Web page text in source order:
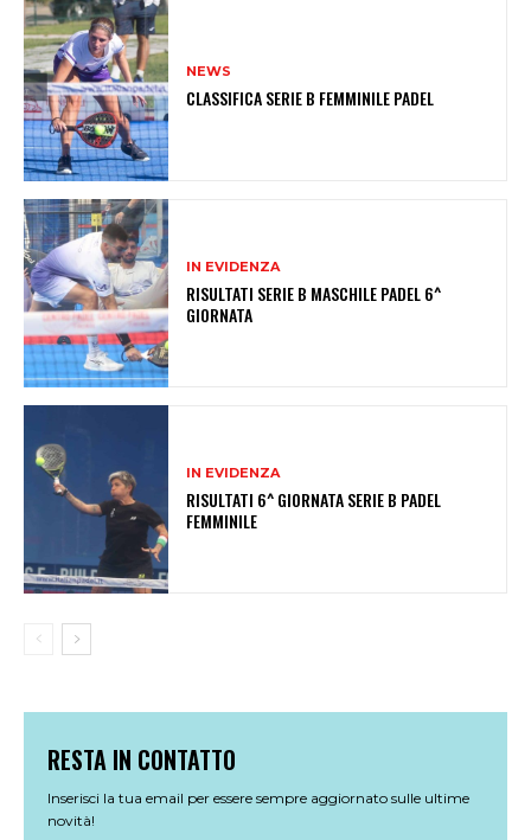
NEWS
CLASSIFICA SERIE B FEMMINILE PADEL
IN EVIDENZA
RISULTATI SERIE B MASCHILE PADEL 6^
GIORNATA
IN EVIDENZA
RISULTATI 6^ GIORNATA SERIE B PADEL
FEMMINILE
RESTA IN CONTATTO
Inserisci la tua email per essere sempre aggiornato sulle ultime
novità!